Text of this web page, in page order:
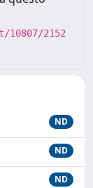
2152
ND
ND
ND